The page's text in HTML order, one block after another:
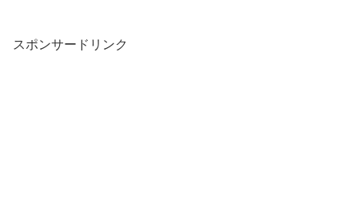
スポンサードリンク